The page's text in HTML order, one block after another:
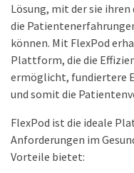
Lösung, mit der sie
die
können. Mit FlexPod
Plattform, die die
ermöglicht, fundiertere
und somit die
FlexPod ist die ideale
Anforderungen im
Vorteile bietet: